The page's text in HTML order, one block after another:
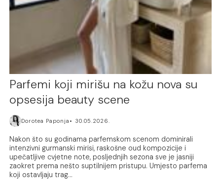
Parfemi koji mirišu na kožu nova su
opsesija beauty scene
Dorotea Paponja 30.05.2026.
Nakon što su godinama parfemskom scenom dominirali
intenzivni gurmanski mirisi, raskošne oud kompozicije i
upečatljive cvjetne note, posljednjih sezona sve je jasniji
zaokret prema nešto suptilnijem pristupu. Umjesto parfema
koji ostavljaju trag...